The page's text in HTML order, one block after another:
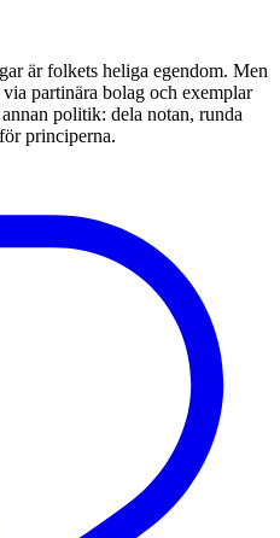
är folkets heliga egendom. Men
partinära bolag och exemplar
politik: dela notan, runda
principerna.